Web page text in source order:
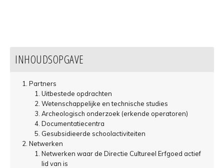
INHOUDSOPGAVE
Partners
Uitbestede opdrachten
Wetenschappelijke en technische studies
Archeologisch onderzoek (erkende operatoren)
Documentatiecentra
Gesubsidieerde schoolactiviteiten
Netwerken
Netwerken waar de Directie Cultureel Erfgoed actief
lid van is